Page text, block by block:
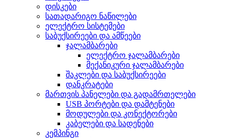
დისკები
სათადარიგო ნაწილები
ელექტრო სისტემები
საბუქსირეები და ამწეები
ჯალამბარები
ელექტრო ჯალამბარები
მექანიკური ჯალამბარები
შაკლები და საბუქსირეები
დანკრატები
მართვის პანელები და გადამრთელები
USB პორტები და დამტენები
მოდულები და კონექტორები
კაბელები და სადენები
კემპინგი